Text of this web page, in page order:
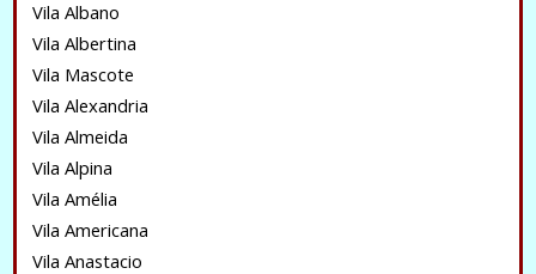
Vila Albano
Vila Albertina
Vila Mascote
Vila Alexandria
Vila Almeida
Vila Alpina
Vila Amélia
Vila Americana
Vila Anastacio